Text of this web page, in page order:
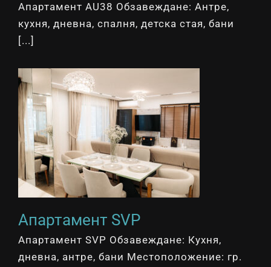
Апартамент AU38 Обзавеждане: Антре,
кухня, дневна, спалня, детска стая, бани
[...]
Апартамент SVP
Апартамент SVP Обзавеждане: Кухня,
дневна, антре, бани Местоположение: гр.